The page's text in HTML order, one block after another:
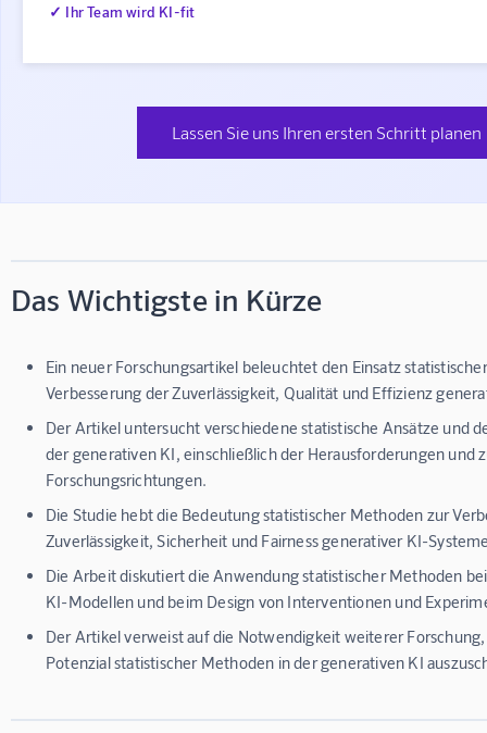
✓ Ihr Team wird KI-fit
Lassen Sie uns Ihren ersten Schritt planen
Das Wichtigste in Kürze
Ein neuer Forschungsartikel beleuchtet den Einsatz
Verbesserung der Zuverlässigkeit, Qualität und Effizienz
Der Artikel untersucht verschiedene statistische Ansätze und
der generativen KI, einschließlich der Herausforderungen und
Forschungsrichtungen.
Die Studie hebt die Bedeutung statistischer Methoden zur
Zuverlässigkeit, Sicherheit und Fairness generativer KI-
Die Arbeit diskutiert die Anwendung statistischer Methoden
KI-Modellen und beim Design von Interventionen und
Der Artikel verweist auf die Notwendigkeit weiterer
Potenzial statistischer Methoden in der generativen KI